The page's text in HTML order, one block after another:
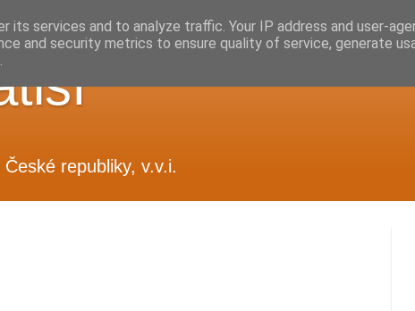
republiky, v.v.i.
its services and to analyze traffic. Your IP address and user-
and security metrics to ensure quality of service, generate